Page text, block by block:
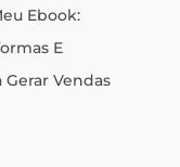
Ebook:
E
Gerar Vendas